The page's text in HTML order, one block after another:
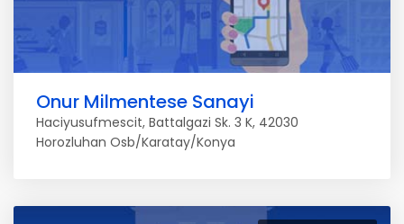
Onur Milmentese Sanayi
Haciyusufmescit, Battalgazi Sk. 3 K, 42030
Horozluhan Osb/Karatay/Konya